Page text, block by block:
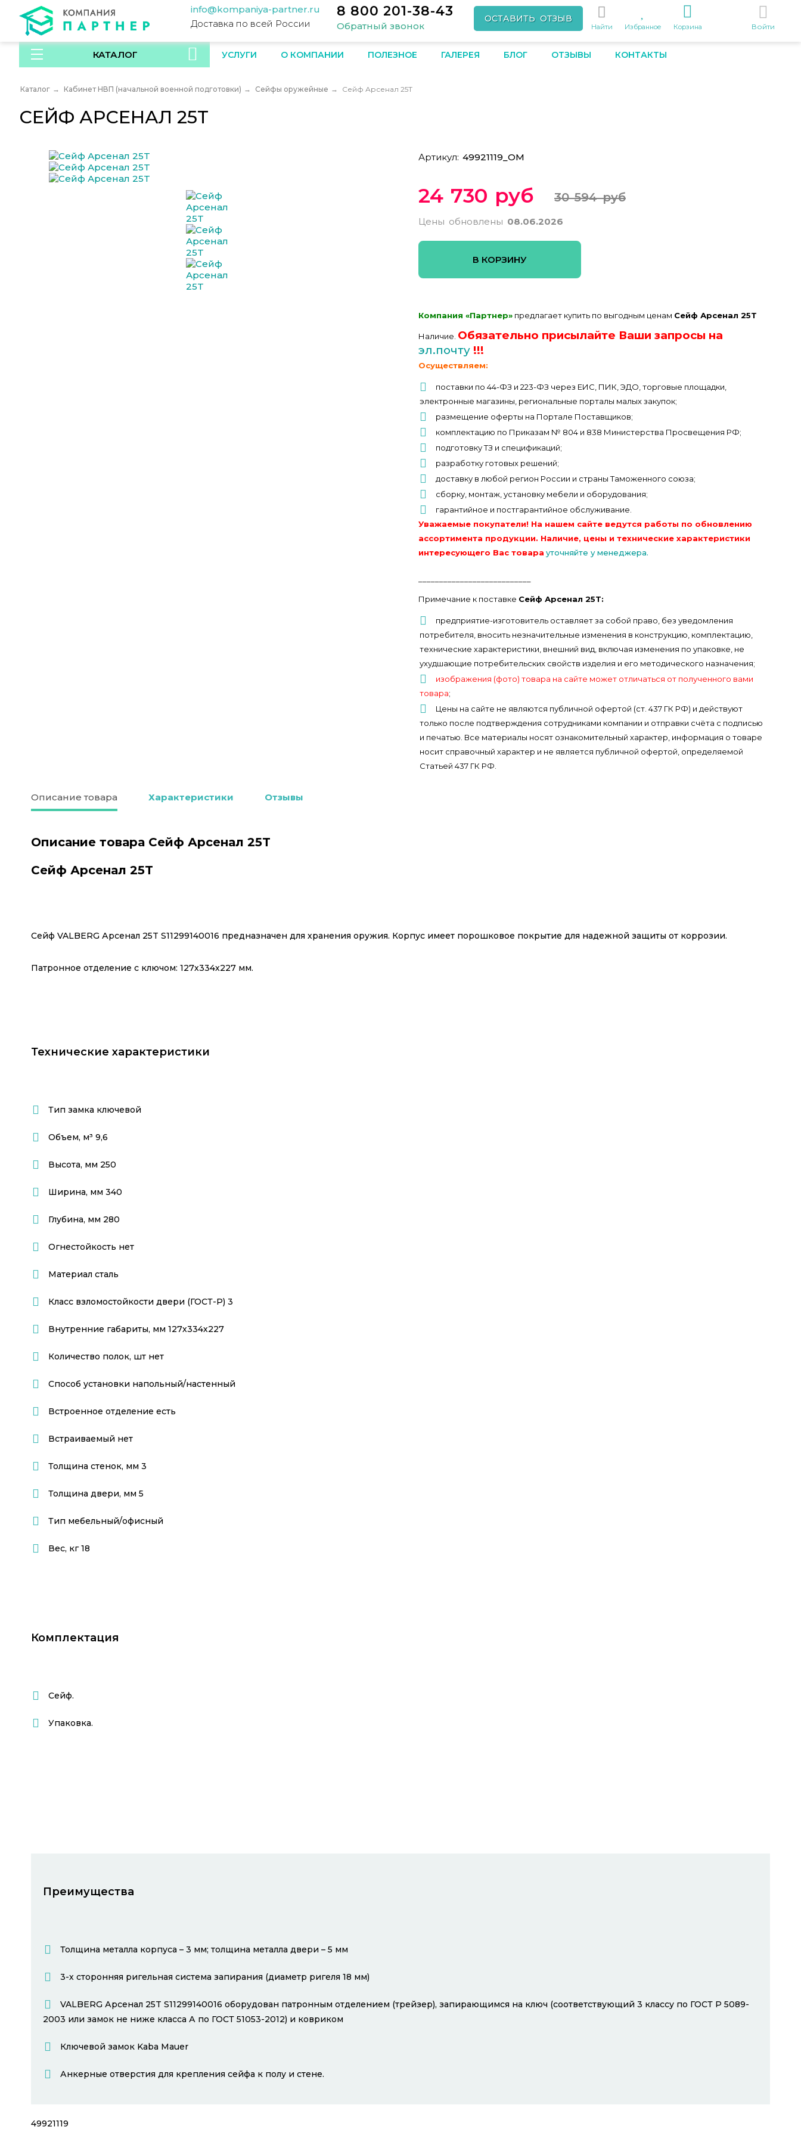
info@kompaniya-partner.ru
Доставка по всей России
8 800 201-38-43
Обратный звонок
ОСТАВИТЬ ОТЗЫВ
Найти Избранное Корзина Войти
КАТАЛОГ УСЛУГИ О КОМПАНИИ ПОЛЕЗНОЕ ГАЛЕРЕЯ БЛОГ ОТЗЫВЫ КОНТАКТЫ
Каталог → Кабинет НВП (начальной военной подготовки) → Сейфы оружейные → Сейф Арсенал 25T
СЕЙФ АРСЕНАЛ 25T
Артикул: 49921119_ОМ
24 730 руб 30 594 руб
Цены обновлены 08.06.2026
В КОРЗИНУ
Компания «Партнер» предлагает купить по выгодным ценам Сейф Арсенал 25T
Наличие. Обязательно присылайте Ваши запросы на
эл.почту !!!
Осуществляем:
поставки по 44-ФЗ и 223-ФЗ через ЕИС, ПИК, ЭДО, торговые площадки,
электронные магазины, региональные порталы малых закупок;
размещение оферты на Портале Поставщиков;
комплектацию по Приказам № 804 и 838 Министерства Просвещения РФ;
подготовку ТЗ и спецификаций;
разработку готовых решений;
доставку в любой регион России и страны Таможенного союза;
сборку, монтаж, установку мебели и оборудования;
гарантийное и постгарантийное обслуживание.
Уважаемые покупатели! На нашем сайте ведутся работы по обновлению
ассортимента продукции. Наличие, цены и технические характеристики
интересующего Вас товара уточняйте у менеджера.
Примечание к поставке Сейф Арсенал 25T:
предприятие-изготовитель оставляет за собой право, без уведомления
потребителя, вносить незначительные изменения в конструкцию, комплектацию,
технические характеристики, внешний вид, включая изменения по упаковке, не
ухудшающие потребительских свойств изделия и его методического назначения;
изображения (фото) товара на сайте может отличаться от полученного вами
товара;
Цены на сайте не являются публичной офертой (ст. 437 ГК РФ) и действуют
только после подтверждения сотрудниками компании и отправки счёта с подписью
и печатью. Все материалы носят ознакомительный характер, информация о товаре
носит справочный характер и не является публичной офертой, определяемой
Статьей 437 ГК РФ.
Описание товара Характеристики Отзывы
Описание товара Сейф Арсенал 25T
Сейф Арсенал 25T
Сейф VALBERG Арсенал 25T S11299140016 предназначен для хранения оружия. Корпус имеет порошковое покрытие для надежной защиты от коррозии.
Патронное отделение с ключом: 127х334х227 мм.
Технические характеристики
Тип замка ключевой
Объем, м³ 9,6
Высота, мм 250
Ширина, мм 340
Глубина, мм 280
Огнестойкость нет
Материал сталь
Класс взломостойкости двери (ГОСТ-Р) 3
Внутренние габариты, мм 127х334х227
Количество полок, шт нет
Способ установки напольный/настенный
Встроенное отделение есть
Встраиваемый нет
Толщина стенок, мм 3
Толщина двери, мм 5
Тип мебельный/офисный
Вес, кг18
Комплектация
Сейф.
Упаковка.
Преимущества
Толщина металла корпуса – 3 мм; толщина металла двери – 5 мм
3-х сторонняя ригельная система запирания (диаметр ригеля 18 мм)
VALBERG Арсенал 25T S11299140016 оборудован патронным отделением (трейзер), запирающимся на ключ (соответствующий 3 классу по ГОСТ Р 5089-
2003 или замок не ниже класса А по ГОСТ 51053-2012) и ковриком
Ключевой замок Kaba Mauer
Анкерные отверстия для крепления сейфа к полу и стене.
49921119